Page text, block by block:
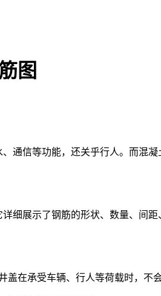
图
通信等功能，还关乎行人。而混
细展示了钢筋的形状、数量、间
在承受车辆、行人等荷载时，不